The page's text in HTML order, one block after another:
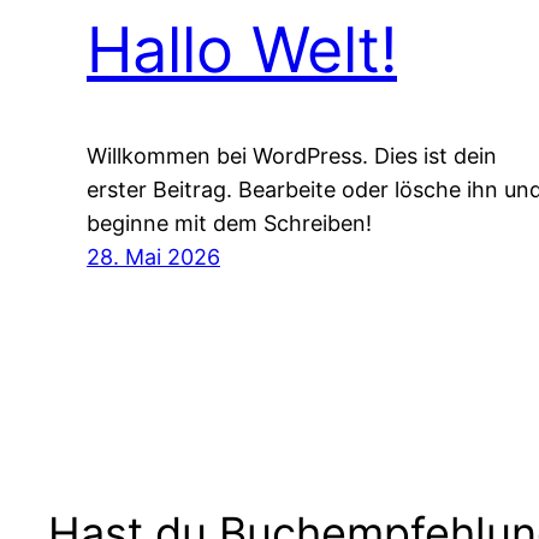
Hallo Welt!
Willkommen bei WordPress. Dies ist dein
erster Beitrag. Bearbeite oder lösche ihn
beginne mit dem Schreiben!
28. Mai 2026